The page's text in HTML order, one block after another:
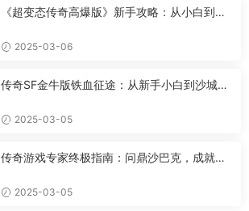
《超变态传奇高爆版》新手攻略：从小白到骨
2025-03-06
传奇SF金牛版铁血征途：从新手小白到沙城霸
2025-03-05
传奇游戏专家终极指南：问鼎沙巴克，成就传
2025-03-05